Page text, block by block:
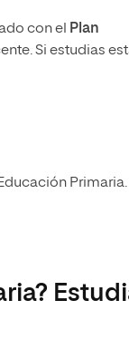
con el
Plan
Si estudias
Primaria.